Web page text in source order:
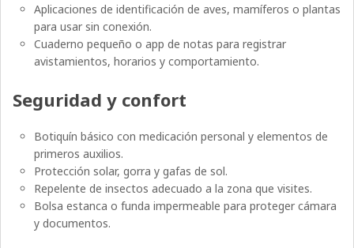
Aplicaciones de identificación de aves, mamíferos o plantas
para usar sin conexión.
Cuaderno pequeño o app de notas para registrar
avistamientos, horarios y comportamiento.
Seguridad y confort
Botiquín básico con medicación personal y elementos de
primeros auxilios.
Protección solar, gorra y gafas de sol.
Repelente de insectos adecuado a la zona que visites.
Bolsa estanca o funda impermeable para proteger cámara
y documentos.